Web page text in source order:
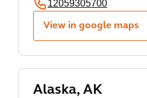
12059305700
View in google maps
Alaska, AK